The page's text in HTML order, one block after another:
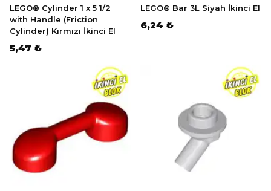
LEGO® Cylinder 1 x 5 1/2
with Handle (Friction
Cylinder) Kırmızı İkinci El
5,47 ₺
LEGO® Bar 3L Siyah İkinci El
6,24 ₺